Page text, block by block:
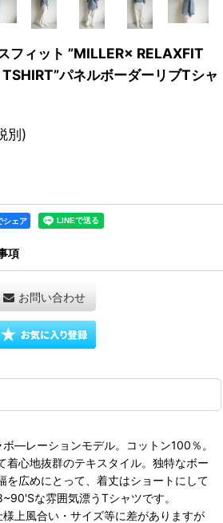
フィット ”MILLER× RELAXFIT
パネルボーダーリブTシャ
別)
シェア
項
お問い合わせ
―レーションモデル。コットン100％。
着心地抜群のテキスタイル。独特なボー
を広めにとって、着丈はショートにして
な雰囲気漂うTシャツです。
上風合い・サイズ等に差がありますが